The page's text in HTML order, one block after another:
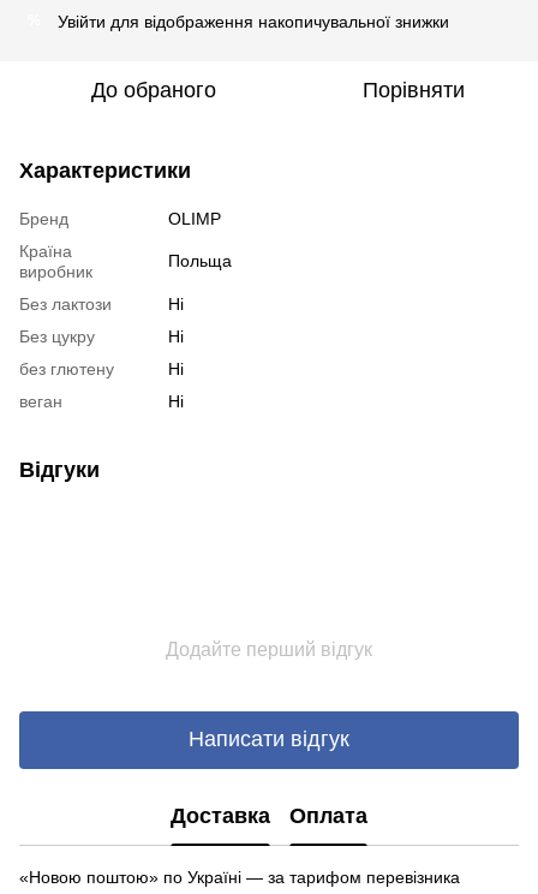
Увійти для відображення накопичувальної знижки
До обраного Порівняти
Характеристики
Бренд
OLIMP
Країна
виробник
Польща
Без лактози
Ні
Без цукру
Ні
без глютену
Ні
веган
Ні
Відгуки
Додайте перший відгук
Написати відгук
Доставка Оплата
«Новою поштою» по Україні — за тарифом перевізника